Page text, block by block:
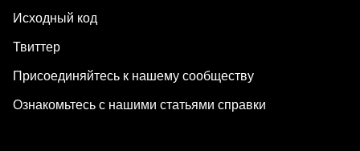
Исходный код
Твиттер
Присоединяйтесь к нашему сообществу
Ознакомьтесь с нашими статьями справки